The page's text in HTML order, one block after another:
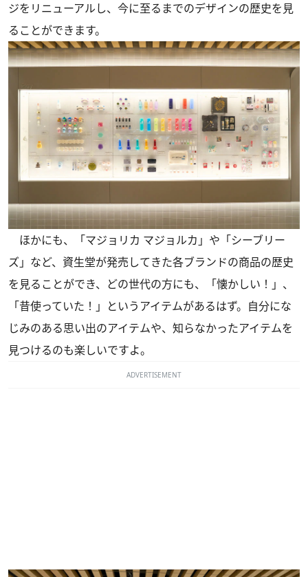
ジをリニューアルし、今に至るまでのデザインの歴史を見
ることができます。
ほかにも、「マジョリカ マジョルカ」や「シーブリー
ズ」など、資生堂が発売してきた各ブランドの商品の歴史
を見ることができ、どの世代の方にも、「懐かしい！」、
「昔使っていた！」というアイテムがあるはず。自分にな
じみのある思い出のアイテムや、知らなかったアイテムを
見つけるのも楽しいですよ。
ADVERTISEMENT